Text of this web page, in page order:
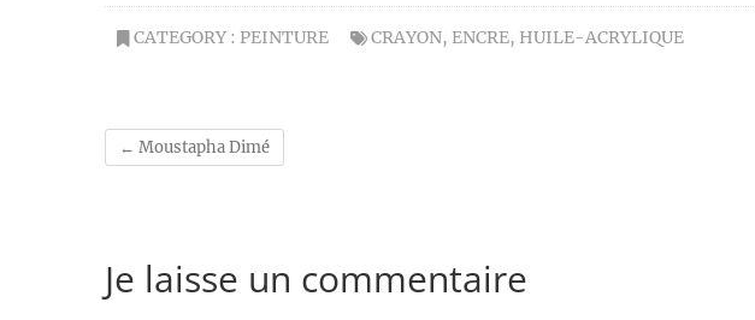
CATEGORY : PEINTURE CRAYON, ENCRE, HUILE-ACRYLIQUE
← Moustapha Dimé
Je laisse un commentaire